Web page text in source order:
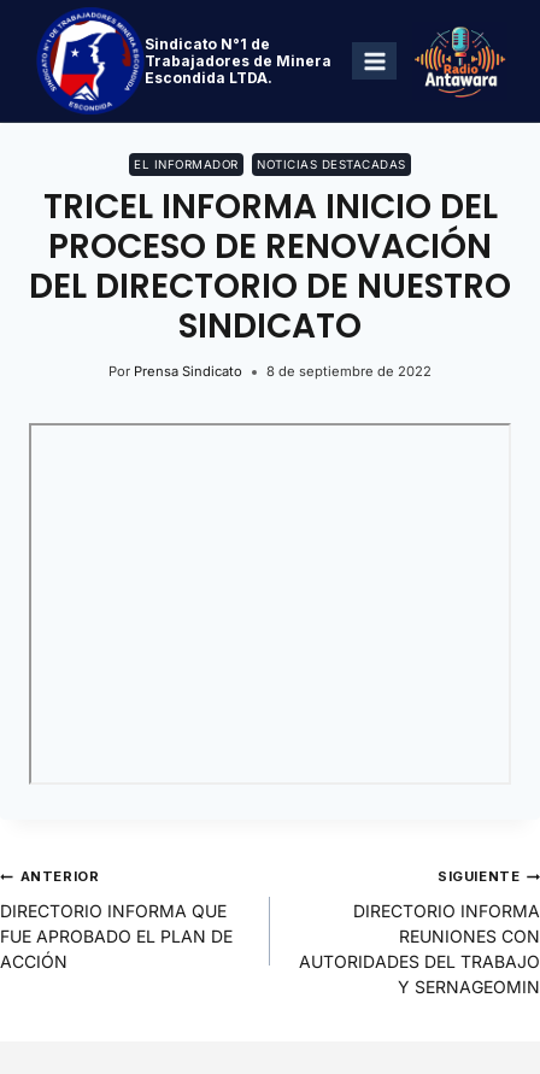
Sindicato N°1 de
Trabajadores de Minera
Escondida LTDA.
EL INFORMADOR NOTICIAS DESTACADAS
TRICEL INFORMA INICIO DEL
PROCESO DE RENOVACIÓN
DEL DIRECTORIO DE NUESTRO
SINDICATO
Por Prensa Sindicato 8 de septiembre de 2022
ANTERIOR
DIRECTORIO INFORMA QUE
FUE APROBADO EL PLAN DE
ACCIÓN
SIGUIENTE
DIRECTORIO INFORMA
REUNIONES CON
AUTORIDADES DEL TRABAJO
Y SERNAGEOMIN